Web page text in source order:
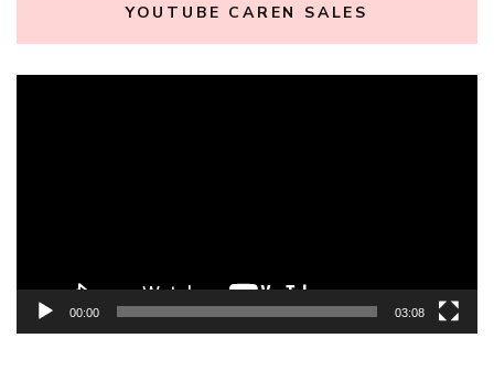
YOUTUBE CAREN SALES
00:00 03:08